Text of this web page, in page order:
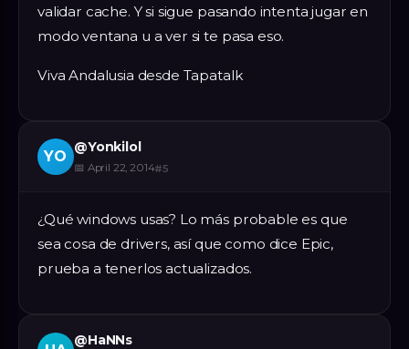
validar cache. Y si sigue pasando intenta jugar en
modo ventana u a ver si te pasa eso.
Viva Andalusia desde Tapatalk
YO
@Yonkilol
📅 April 22, 2014#5
¿Qué windows usas? Lo más probable es que
sea cosa de drivers, así que como dice Epic,
prueba a tenerlos actualizados.
@HaNNs